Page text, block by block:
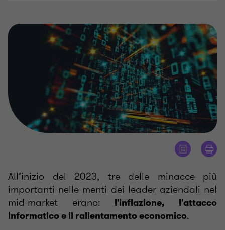
All’inizio del 2023, tre delle minacce più
importanti nelle menti dei leader aziendali nel
mid-market erano:
l'inflazione, l'attacco
informatico e il rallentamento economico.